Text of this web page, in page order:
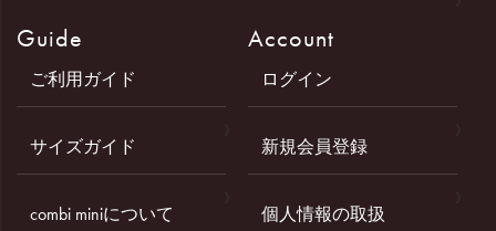
Guide
ご利用ガイド
サイズガイド
combi miniについて
Account
ログイン
新規会員登録
個人情報の取扱